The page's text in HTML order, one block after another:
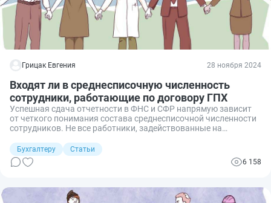
Грицак Евгения 28 ноября 2024
Входят ли в среднесписочную численность
сотрудники, работающие по договору ГПХ
Успешная сдача отчетности в ФНС и СФР напрямую зависит
от четкого понимания состава среднесписочной численности
сотрудников. Не все работники, задействованные на
разберем, что такое среднесписочная численность и нужно ли
учитывать в ней сотрудников, работающих по гражданско-
правовым договорам (ГПХ).
Бухгалтеру
Статьи
6 158